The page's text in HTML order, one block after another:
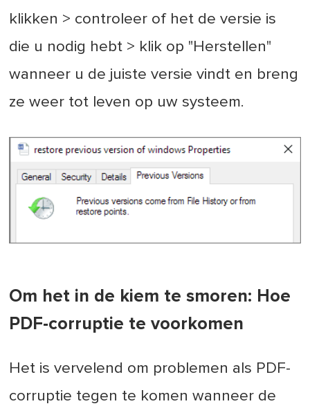
klikken > controleer of het de versie is
die u nodig hebt > klik op "Herstellen"
wanneer u de juiste versie vindt en breng
ze weer tot leven op uw systeem.
Om het in de kiem te smoren: Hoe
PDF-corruptie te voorkomen
Het is vervelend om problemen als PDF-
corruptie tegen te komen wanneer de